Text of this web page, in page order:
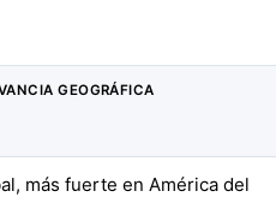
GEOGRÁFICA
más fuerte en América del